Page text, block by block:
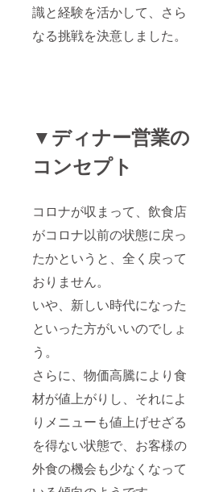
識と経験を活かして、さら
なる挑戦を決意しました。
▼ディナー営業の
コンセプト
コロナが収まって、飲食店
がコロナ以前の状態に戻っ
たかというと、全く戻って
おりません。
いや、新しい時代になった
といった方がいいのでしょ
う。
さらに、物価高騰により食
材が値上がりし、それによ
りメニューも値上げせざる
を得ない状態で、お客様の
外食の機会も少なくなって